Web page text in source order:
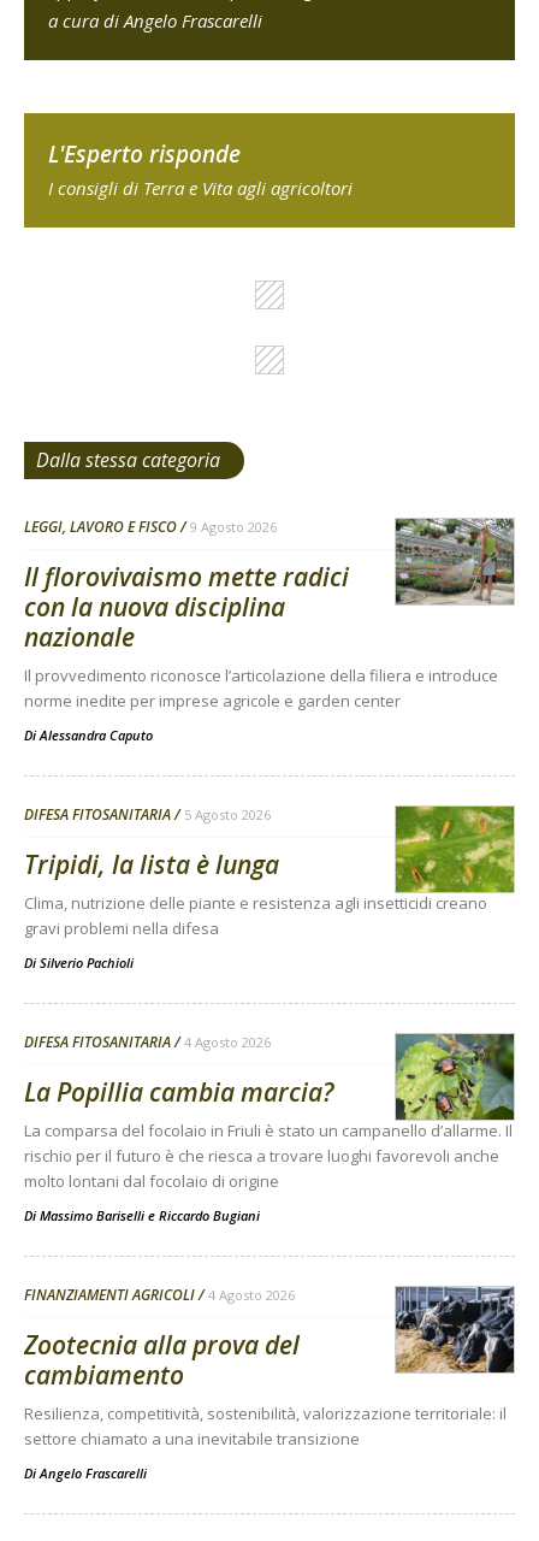
a cura di Angelo Frascarelli
L'Esperto risponde
I consigli di Terra e Vita agli agricoltori
Dalla stessa categoria
LEGGI, LAVORO E FISCO 9 Agosto 2026
Il florovivaismo mette radici
con la nuova disciplina
nazionale
Il provvedimento riconosce l’articolazione della filiera e introduce
norme inedite per imprese agricole e garden center
DiAlessandra Caputo
DIFESA FITOSANITARIA 5 Agosto 2026
Tripidi, la lista è lunga
Clima, nutrizione delle piante e resistenza agli insetticidi creano
gravi problemi nella difesa
Di Silverio Pachioli
DIFESA FITOSANITARIA 4 Agosto 2026
La Popillia cambia marcia?
La comparsa del focolaio in Friuli è stato un campanello d’allarme. Il
rischio per il futuro è che riesca a trovare luoghi favorevoli anche
molto lontani dal focolaio di origine
Di Massimo Bariselli e Riccardo Bugiani
FINANZIAMENTI AGRICOLI 4 Agosto 2026
Zootecnia alla prova del
cambiamento
Resilienza, competitività, sostenibilità, valorizzazione territoriale: il
settore chiamato a una inevitabile transizione
DiAngelo Frascarelli